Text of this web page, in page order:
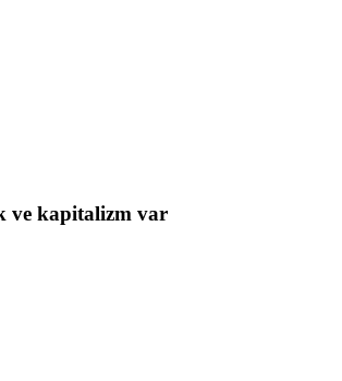
ve kapitalizm var